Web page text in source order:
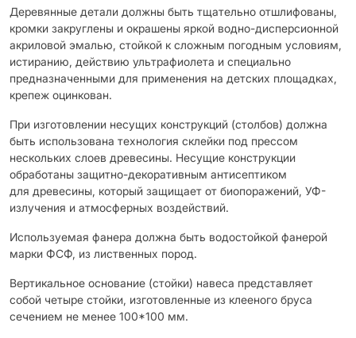
Деревянные детали должны быть тщательно отшлифованы,
кромки закруглены и окрашены яркой водно-дисперсионной
акриловой эмалью, стойкой к сложным погодным условиям,
истиранию, действию ультрафиолета и специально
предназначенными для применения на детских площадках,
крепеж оцинкован.
При изготовлении несущих конструкций (столбов) должна
быть использована технология склейки под прессом
нескольких слоев древесины. Несущие конструкции
обработаны защитно-декоративным антисептиком
для древесины, который защищает от биопоражений, УФ-
излучения и атмосферных воздействий.
Используемая фанера должна быть водостойкой фанерой
марки ФСФ, из лиственных пород.
Вертикальное основание (стойки) навеса представляет
собой четыре стойки, изготовленные из клееного бруса
сечением не менее 100*100 мм.